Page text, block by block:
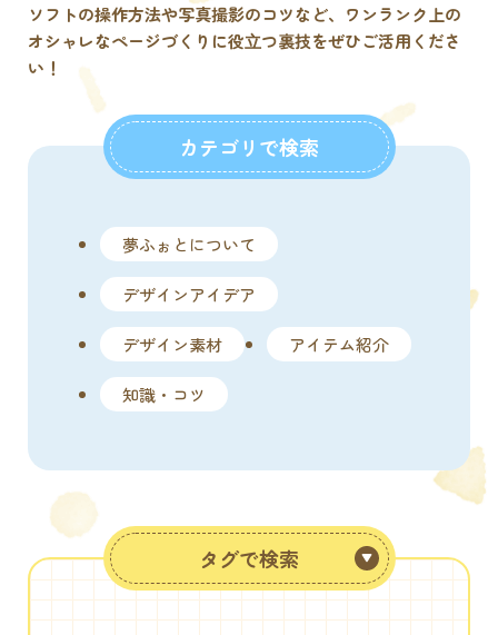
ソフトの操作方法や写真撮影のコツなど、ワンランク上の
オシャレなページづくりに役⽴つ裏技をぜひご活用くださ
い！
カテゴリで検索
夢ふぉとについて
デザインアイデア
デザイン素材 アイテム紹介
知識・コツ
タグで検索